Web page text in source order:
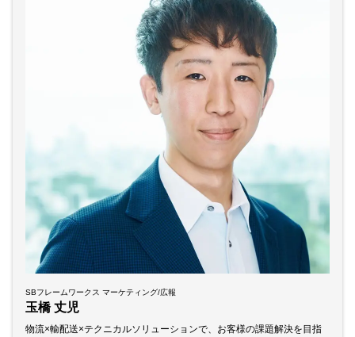
SBフレームワークス マーケティング/広報
玉橋 丈児
物流×輸配送×テクニカルソリューションで、お客様の課題解決を目指